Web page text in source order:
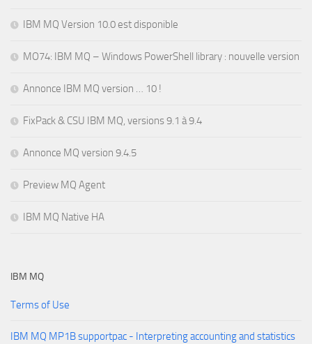
IBM MQ Version 10.0 est disponible
MO74: IBM MQ – Windows PowerShell library : nouvelle version
Annonce IBM MQ version … 10 !
FixPack & CSU IBM MQ, versions 9.1 à 9.4
Annonce MQ version 9.4.5
Preview MQ Agent
IBM MQ Native HA
IBM MQ
Terms of Use
IBM MQ MP1B supportpac - Interpreting accounting and statistics